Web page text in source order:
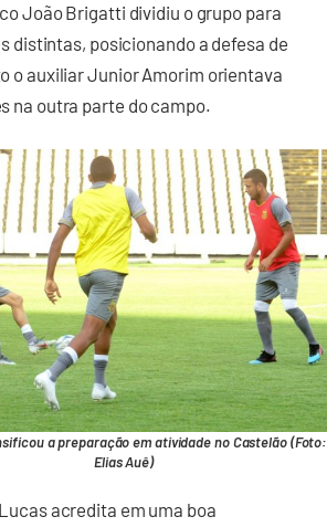
João Brigatti dividiu o grupo para
distintas, posicionando a defesa de
o auxiliar Junior Amorim orientava
na outra parte do campo.
a preparação em atividade no Castelão (Foto:
Elias Auê)
acredita em uma boa